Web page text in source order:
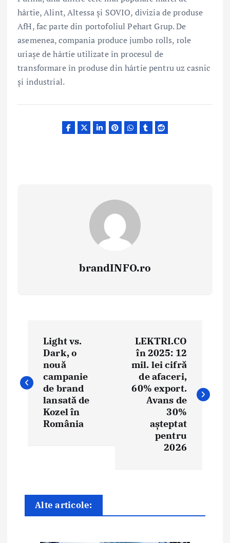
hârtie, Alint, Altessa și SOVIO, divizia de produse
AfH, fac parte din portofoliul Pehart Grup. De
asemenea, compania produce jumbo rolls, role
uriașe de hârtie utilizate în procesul de
transformare în produse din hârtie pentru uz casnic
și industrial.
brandINFO.ro
v
i
n
Light vs.
Dark, o
nouă
campanie
de brand
lansată de
Kozel în
România
LEKTRI.CO
în 2025: 12
mil. lei cifră
de afaceri,
60% export.
Avans de
30%
așteptat
pentru
2026
Alte articole: